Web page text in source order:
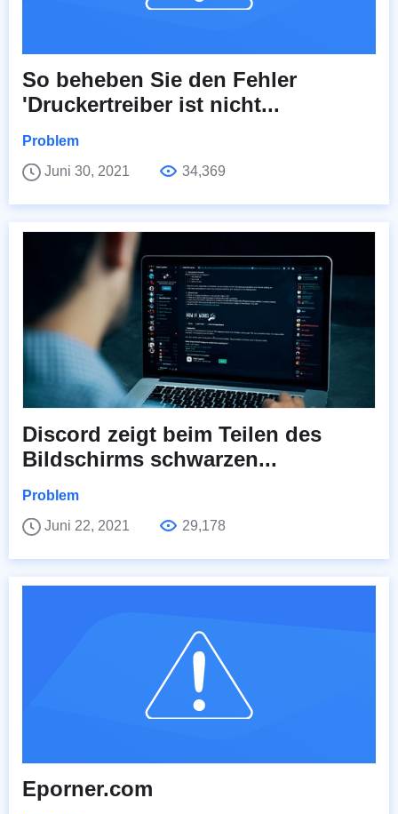
So beheben Sie den Fehler
'Druckertreiber ist nicht...
Problem
Juni 30, 2021
34,369
Discord zeigt beim Teilen des
Bildschirms schwarzen...
Problem
Juni 22, 2021
29,178
Eporner.com